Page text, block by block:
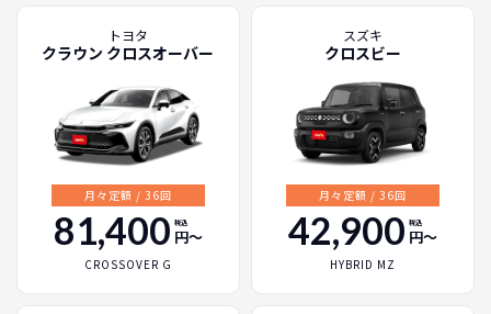
トヨタ
クラウン クロスオーバー
月々定額 / 36回
81,400 税込
円〜
CROSSOVER G
スズキ
クロスビー
月々定額 / 36回
42,900 税込
円〜
HYBRID MZ